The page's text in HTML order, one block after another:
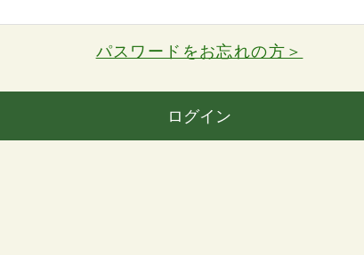
パスワードをお忘れの方＞
ログイン